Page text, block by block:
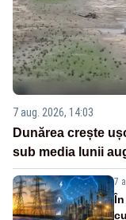
7 aug. 2026, 14:03
Dunărea crește
sub media lunii
7